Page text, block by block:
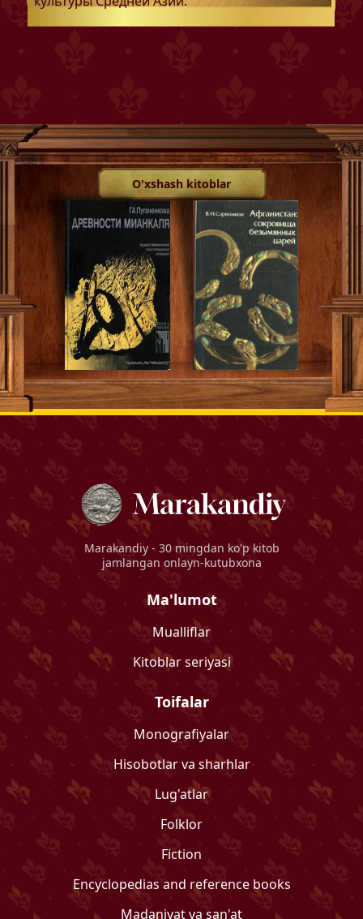
O'xshash kitoblar
Marakandiy - 30 mingdan ko'p kitob
jamlangan onlayn-kutubxona
Ma'lumot
Mualliflar
Kitoblar seriyasi
Toifalar
Monografiyalar
Hisobotlar va sharhlar
Lug'atlar
Folklor
Fiction
Encyclopedias and reference books
Madaniyat va san'at